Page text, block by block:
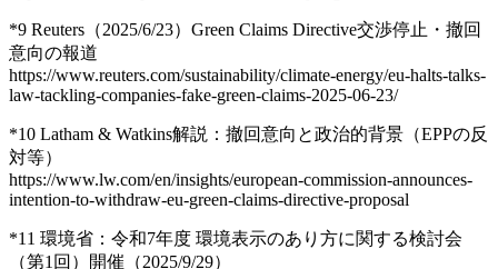
*9 Reuters（2025/6/23）Green Claims Directive交渉停止・撤回
意向の報道
https://www.reuters.com/sustainability/climate-energy/eu-halts-talks-
law-tackling-companies-fake-green-claims-2025-06-23/
*10 Latham & Watkins解説：撤回意向と政治的背景（EPPの反
対等）
https://www.lw.com/en/insights/european-commission-announces-
intention-to-withdraw-eu-green-claims-directive-proposal
*11 環境省：令和7年度 環境表示のあり方に関する検討会
（第1回）開催（2025/9/29）